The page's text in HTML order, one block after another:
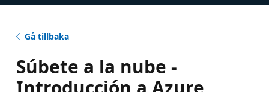
Gå tillbaka
Súbete a la nube -